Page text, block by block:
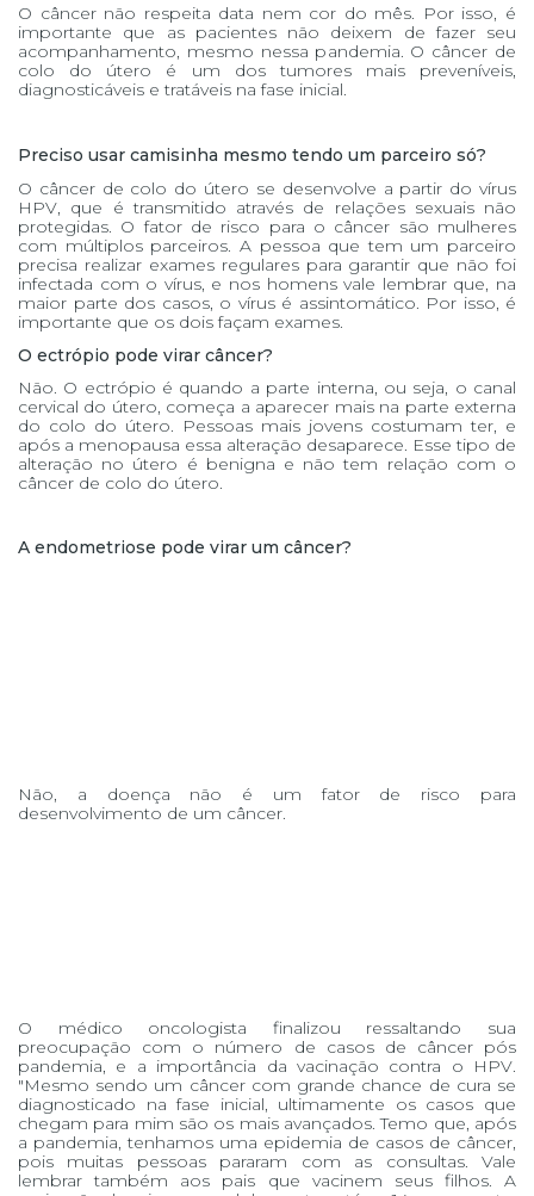
O câncer não respeita data nem cor do mês. Por isso, é
importante que as pacientes não deixem de fazer seu
acompanhamento, mesmo nessa pandemia. O câncer de
colo do útero é um dos tumores mais preveníveis,
diagnosticáveis e tratáveis na fase inicial.
Preciso usar camisinha mesmo tendo um parceiro só?
O câncer de colo do útero se desenvolve a partir do vírus
HPV, que é transmitido através de relações sexuais não
protegidas. O fator de risco para o câncer são mulheres
com múltiplos parceiros. A pessoa que tem um parceiro
precisa realizar exames regulares para garantir que não foi
infectada com o vírus, e nos homens vale lembrar que, na
maior parte dos casos, o vírus é assintomático. Por isso, é
importante que os dois façam exames.
O ectrópio pode virar câncer?
Não. O ectrópio é quando a parte interna, ou seja, o canal
cervical do útero, começa a aparecer mais na parte externa
do colo do útero. Pessoas mais jovens costumam ter, e
após a menopausa essa alteração desaparece. Esse tipo de
alteração no útero é benigna e não tem relação com o
câncer de colo do útero.
A endometriose pode virar um câncer?
Não, a doença não é um fator de risco para
desenvolvimento de um câncer.
O médico oncologista finalizou ressaltando sua
preocupação com o número de casos de câncer pós
pandemia, e a importância da vacinação contra o HPV.
"Mesmo sendo um câncer com grande chance de cura se
diagnosticado na fase inicial, ultimamente os casos que
chegam para mim são os mais avançados. Temo que, após
a pandemia, tenhamos uma epidemia de casos de câncer,
pois muitas pessoas pararam com as consultas. Vale
lembrar também aos pais que vacinem seus filhos. A